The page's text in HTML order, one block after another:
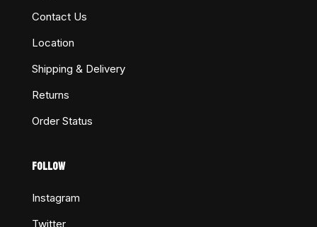
Contact Us
Location
Shipping & Delivery
Returns
Order Status
FOLLOW
Instagram
Twitter